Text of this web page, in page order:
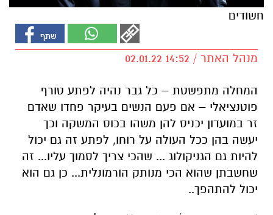
חשודים
מנהל האתר / 14:52 02.01.22
המחלה מתפשטת – כל גבר נהיה לפתע טורף
פוטנציאלי – אם פעם הנשים בעיקר פחדו שאדם
זר במועדון יכניס להן משהו בכוס המשקה וכך
יעשה בהן ככל העולה על רוחו, לפתע זה גם יכול
להיות גם הגניקולוג ... שהכי צריך לסמוך עליו... זה
שחשבתן שהוא הכי מנותק הורמונלית... כן גם הוא
יכול להתהפך..